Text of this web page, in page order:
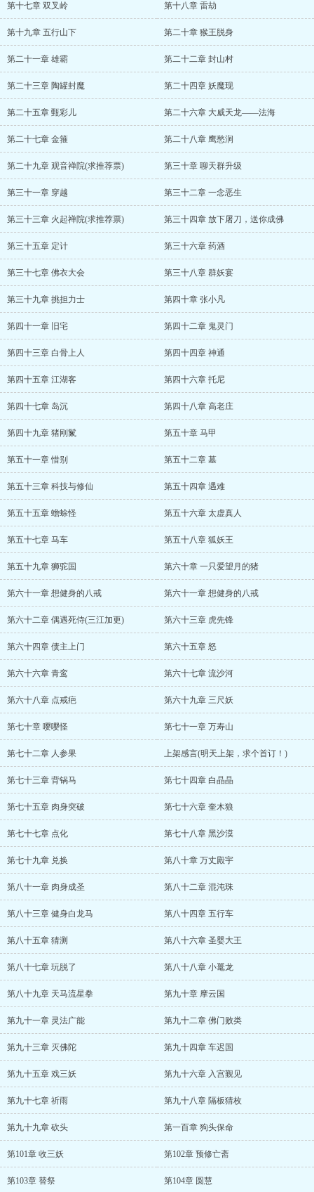
第十七章 双叉岭 第十八章 雷劫
第十九章 五行山下 第二十章 猴王脱身
第二十一章 雄霸 第二十二章 封山村
第二十三章 陶罐封魔 第二十四章 妖魔现
第二十五章 甄彩儿 第二十六章 大威天龙——法海
第二十七章 金箍 第二十八章 鹰愁涧
第二十九章 观音禅院(求推荐票) 第三十章 聊天群升级
第三十一章 穿越 第三十二章 一念恶生
第三十三章 火起禅院(求推荐票) 第三十四章 放下屠刀，送你成佛
第三十五章 定计 第三十六章 药酒
第三十七章 佛衣大会 第三十八章 群妖宴
第三十九章 挑担力士 第四十章 张小凡
第四十一章 旧宅 第四十二章 鬼灵门
第四十三章 白骨上人 第四十四章 神通
第四十五章 江湖客 第四十六章 托尼
第四十七章 岛沉 第四十八章 高老庄
第四十九章 猪刚鬣 第五十章 马甲
第五十一章 惜别 第五十二章 墓
第五十三章 科技与修仙 第五十四章 遇难
第五十五章 蟾蜍怪 第五十六章 太虚真人
第五十七章 马车 第五十八章 狐妖王
第五十九章 狮驼国 第六十章 一只爱望月的猪
第六十一章 想健身的八戒 第六十一章 想健身的八戒
第六十二章 偶遇死侍(三江加更) 第六十三章 虎先锋
第六十四章 债主上门 第六十五章 怒
第六十六章 青鸾 第六十七章 流沙河
第六十八章 点戒疤 第六十九章 三尺妖
第七十章 嘤嘤怪 第七十一章 万寿山
第七十二章 人参果 上架感言(明天上架，求个首订！)
第七十三章 背锅马 第七十四章 白晶晶
第七十五章 肉身突破 第七十六章 奎木狼
第七十七章 点化 第七十八章 黑沙漠
第七十九章 兑换 第八十章 万丈殿宇
第八十一章 肉身成圣 第八十二章 混沌珠
第八十三章 健身白龙马 第八十四章 五行车
第八十五章 猜测 第八十六章 圣婴大王
第八十七章 玩脱了 第八十八章 小鼍龙
第八十九章 天马流星拳 第九十章 摩云国
第九十一章 灵法广能 第九十二章 佛门败类
第九十三章 灭佛陀 第九十四章 车迟国
第九十五章 戏三妖 第九十六章 入宫觐见
第九十七章 祈雨 第九十八章 隔板猜枚
第九十九章 砍头 第一百章 狗头保命
第101章 收三妖 第102章 预修亡斋
第103章 替祭 第104章 圆慧